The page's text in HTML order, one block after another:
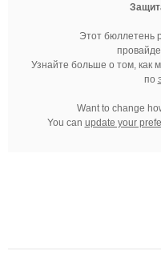
Этот бюллетень
Узнайте больше о том,
по
Want to change
You can update your